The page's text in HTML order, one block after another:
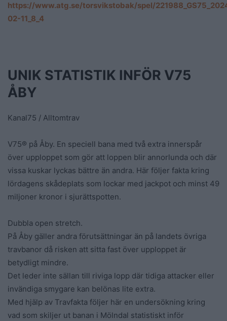
https://www.atg.se/torsvikstobak/spel/
02-11_8_4
UNIK STATISTIK INFÖR V75
ÅBY
Kanal75 / Alltomtrav
V75® på Åby. En speciell bana med två extra innerspår
över upploppet som gör att loppen blir annorlunda och där
vissa kuskar lyckas bättre än andra. Här följer fakta kring
lördagens skådeplats som lockar med jackpot och minst 49
miljoner kronor i sjurättspotten.
Dubbla open stretch.
På Åby gäller andra förutsättningar än på landets övriga
travbanor då risken att sitta fast över upploppet är
betydligt mindre.
Det leder inte sällan till riviga lopp där tidiga attacker eller
invändiga smygare kan belönas lite extra.
Med hjälp av Travfakta följer här en undersökning kring
vad som skiljer ut banan i Mölndal statistiskt inför